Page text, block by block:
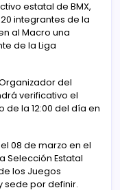
estatal de BMX,
integrantes de la
al Macro una
de la Liga
del
verificativo el
de la 12:00 del día en
08 de marzo en el
Selección Estatal
los Juegos
sede por definir.